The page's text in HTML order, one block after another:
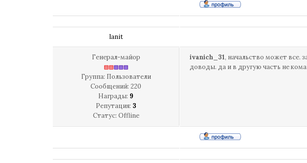
lanit
Генерал-майор
Группа: Пользователи
Сообщений: 220
Награды: 9
Репутация: 3
Статус: Offline
ivanich_31, начальство может все.
доводы. да и в другую часть не